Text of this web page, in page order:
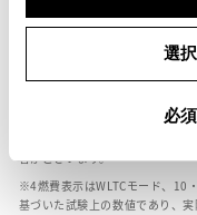
選
必
車の種類、仕様により数値
ールベースが左右で数値が異な
合がございます。
燃費表示はWLTCモード、10
基づいた試験上の数値であり、